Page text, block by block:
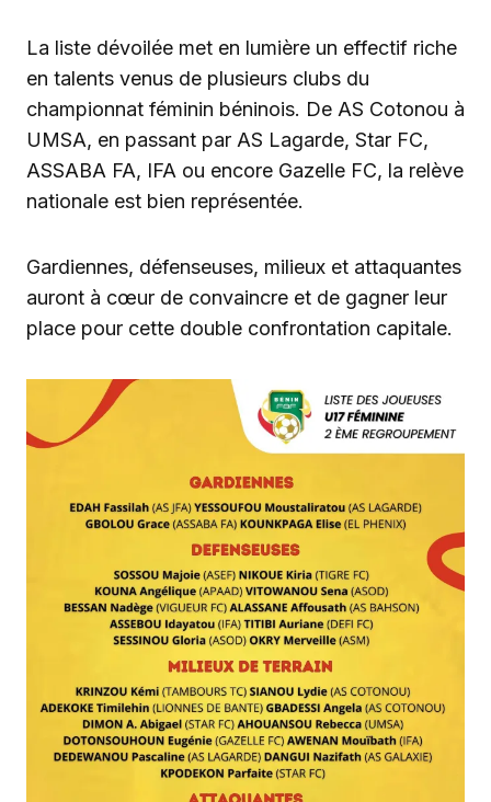
La liste dévoilée met en lumière un effectif riche
en talents venus de plusieurs clubs du
championnat féminin béninois. De AS Cotonou à
UMSA, en passant par AS Lagarde, Star FC,
ASSABA FA, IFA ou encore Gazelle FC, la relève
nationale est bien représentée.
Gardiennes, défenseuses, milieux et attaquantes
auront à cœur de convaincre et de gagner leur
place pour cette double confrontation capitale.